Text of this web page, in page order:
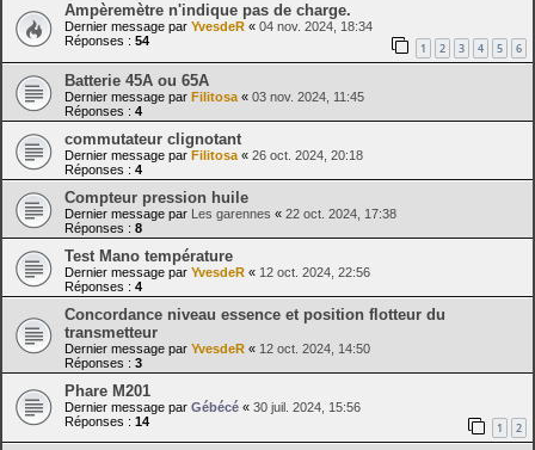
Ampèremètre n'indique pas de charge.
Dernier message par YvesdeR « 04 nov. 2024, 18:34
Réponses : 54 1 2 3 4 5 6
Batterie 45A ou 65A
Dernier message par Filitosa « 03 nov. 2024, 11:45
Réponses : 4
commutateur clignotant
Dernier message par Filitosa « 26 oct. 2024, 20:18
Réponses : 4
Compteur pression huile
Dernier message par Les garennes « 22 oct. 2024, 17:38
Réponses : 8
Test Mano température
Dernier message par YvesdeR « 12 oct. 2024, 22:56
Réponses : 4
Concordance niveau essence et position flotteur du
transmetteur
Dernier message par YvesdeR « 12 oct. 2024, 14:50
Réponses : 3
Phare M201
Dernier message par Gébécé « 30 juil. 2024, 15:56
Réponses : 14 1 2